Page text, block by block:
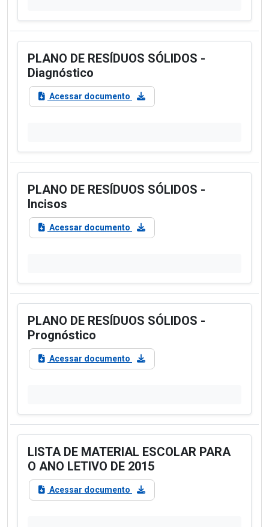
PLANO DE RESÍDUOS SÓLIDOS -
Diagnóstico
Acessar documento
PLANO DE RESÍDUOS SÓLIDOS -
Incisos
Acessar documento
PLANO DE RESÍDUOS SÓLIDOS -
Prognóstico
Acessar documento
LISTA DE MATERIAL ESCOLAR PARA
O ANO LETIVO DE 2015
Acessar documento